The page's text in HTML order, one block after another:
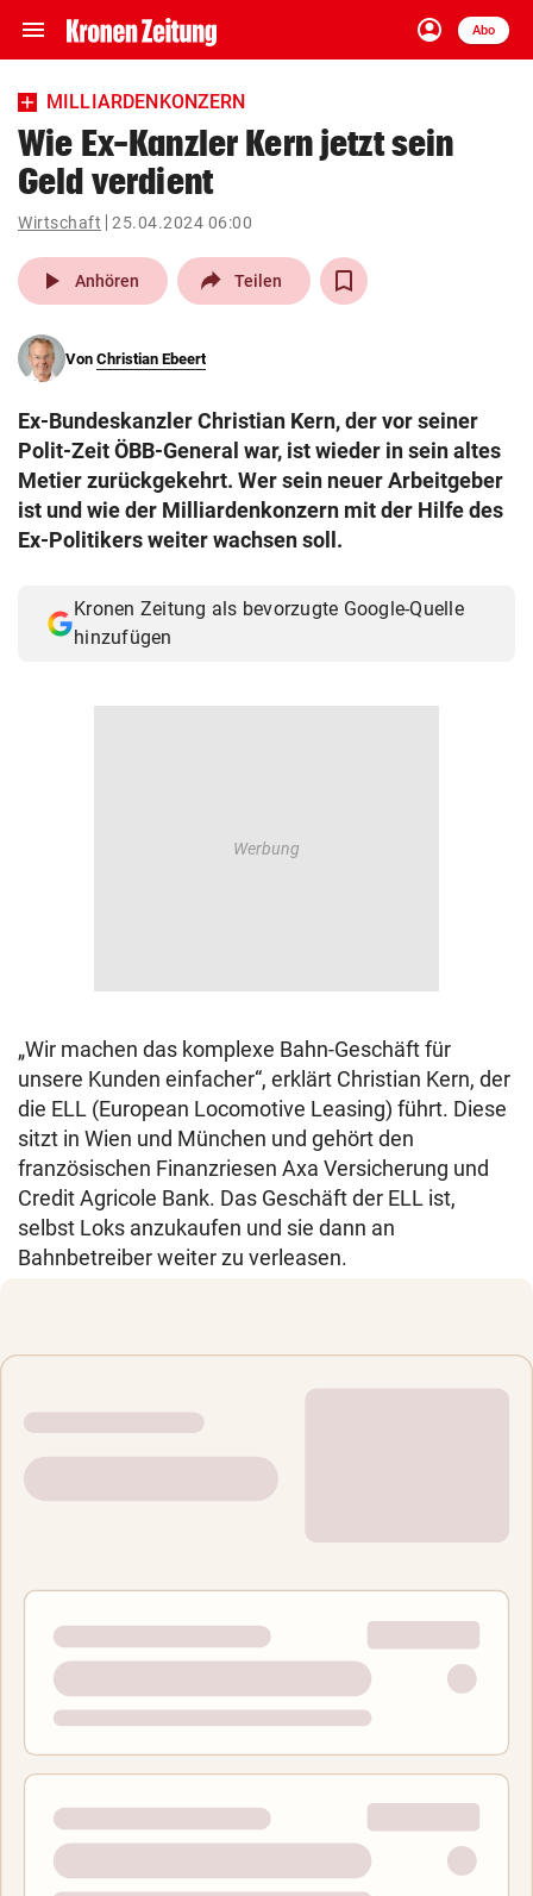
menu Navigation
ein-/ausklappen
account_circle
Anmelden
Abo
close Schließen
account_circle Anmelden
pin_drop
Wien arrow_right
search
eingeben
MILLIARDENKONZERN
Wie Ex-Kanzler Kern jetzt sein
Geld verdient
Wirtschaft 25.04.2024 06:00
play_arrow Anhören Teilen
Von Christian Ebeert
Ex-Bundeskanzler Christian Kern, der vor seiner
Polit-Zeit ÖBB-General war, ist wieder in sein altes
Metier zurückgekehrt. Wer sein neuer Arbeitgeber
ist und wie der Milliardenkonzern mit der Hilfe des
Ex-Politikers weiter wachsen soll.
Kronen Zeitung als bevorzugte Google-Quelle
hinzufügen
„Wir machen das komplexe Bahn-Geschäft für
unsere Kunden einfacher“, erklärt Christian Kern, der
die ELL (European Locomotive Leasing) führt. Diese
sitzt in Wien und München und gehört den
französischen Finanzriesen Axa Versicherung und
Credit Agricole Bank. Das Geschäft der ELL ist,
selbst Loks anzukaufen und sie dann an
Bahnbetreiber weiter zu verleasen.